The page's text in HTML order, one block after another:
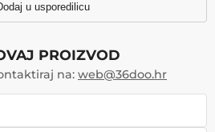
u usporedilicu
PROIZVOD
na: web@36doo.hr